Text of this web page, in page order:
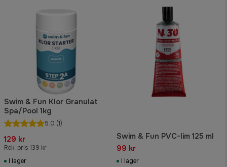
Swim & Fun Klor Granulat
Spa/Pool 1kg
5.0 (1)
129 kr
Rek. pris 139 kr
I lager
Swim & Fun PVC-lim 125 ml
99 kr
I lager